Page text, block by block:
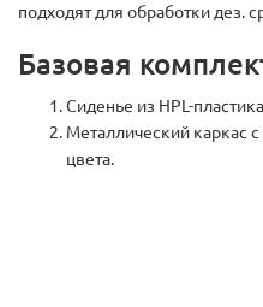
подходят для обработки дез.
Базовая
Сиденье из HPL-
Металлический каркас
цвета.